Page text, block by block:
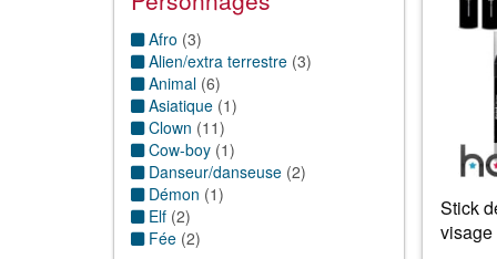
Fantastique/futuriste/Science
fiction( 5)
Folklorique (4)
Guerre (1)
Horreur( 4)
Humour(10
Magie & sorcellerie
Muscle(1)
Musique(1
Pirate et corsaire
Rock'n roll
Afro (3)
Alien/extra terrestre (3)
Animal (6)
Asiatique (1)
Clown (11)
Cow-boy (1)
Danseur/danseuse (2)
Démon (1)
Elf (2)
Fée (2)
Stick
visage